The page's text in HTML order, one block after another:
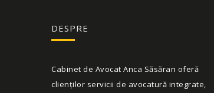
DESPRE
Cabinet de Avocat Anca Săsăran oferă
clienților servicii de avocatură integrate,